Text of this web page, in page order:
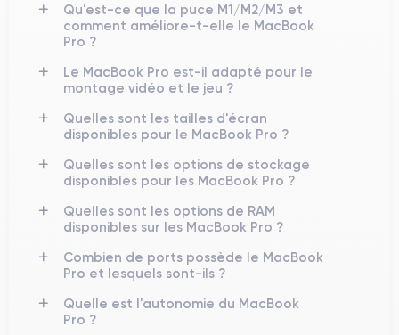
Qu'est-ce que la puce M1/M2/M3 et
comment améliore-t-elle le MacBook
Pro ?
Le MacBook Pro est-il adapté pour le
montage vidéo et le jeu ?
Quelles sont les tailles d'écran
disponibles pour le MacBook Pro ?
Quelles sont les options de stockage
disponibles pour les MacBook Pro ?
Quelles sont les options de RAM
disponibles sur les MacBook Pro ?
Combien de ports possède le MacBook
Pro et lesquels sont-ils ?
Quelle est l'autonomie du MacBook
Pro ?